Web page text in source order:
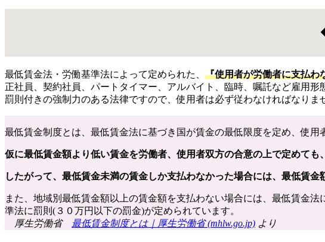
最低賃金法・労働基準法によって定められた、 『使用者が労働者に支払わ
正社員、契約社員、パートタイマー、アルバイト、臨時、嘱託など雇用形
罰則付きの強制力のある法律ですので、使用者は必ず従わなければなりま
最低賃金制度とは、最低賃金法に基づき国が賃金の最低限度を定め、使
仮に最低賃金額より低い賃金を労働者、使用者双方の合意の上で定めて
したがって、最低賃金未満の賃金しか支払わなかった場合には、最低賃金
また、地域別最低賃金額以上の賃金額を支払わない場合には、最低賃金
準法に罰則(３０万円以下の罰金)が定められています。
厚生労働省
最低賃金制度とは｜厚生労働省 (mhlw.go.jp) より